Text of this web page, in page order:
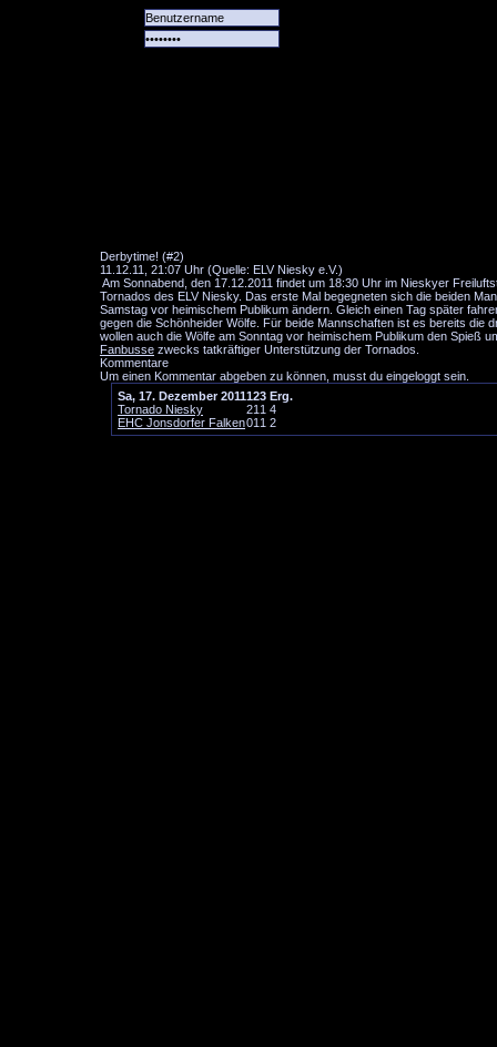
Derbytime! (#2)
11.12.11, 21:07 Uhr (Quelle: ELV Niesky e.V.)
Am Sonnabend, den 17.12.2011 findet um 18:30 Uhr im Nieskyer
Tornados des ELV Niesky. Das erste Mal begegneten sich die beiden
Samstag vor heimischem Publikum ändern. Gleich einen Tag später
gegen die Schönheider Wölfe. Für beide Mannschaften ist es bereits die
wollen auch die Wölfe am Sonntag vor heimischem Publikum den Spieß
Fanbusse zwecks tatkräftiger Unterstützung der Tornados.
Kommentare
Um einen Kommentar abgeben zu können, musst du eingeloggt sein.
Sa, 17. Dezember 2011123 Erg.
Tornado Niesky
21 1 4
EHC Jonsdorfer Falken01 1 2